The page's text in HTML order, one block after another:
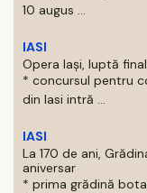
10 augus ...
IASI
Opera Iași, luptă
* concursul pentru
din Iasi intră ...
IASI
La 170 de ani,
aniversar
* prima grădină